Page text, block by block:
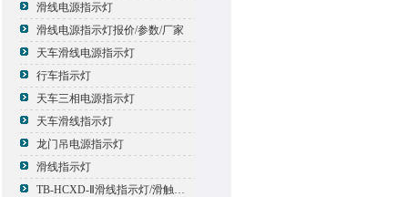
滑线电源指示灯
滑线电源指示灯报价/参数/厂家
天车滑线电源指示灯
行车指示灯
天车三相电源指示灯
天车滑线指示灯
龙门吊电源指示灯
滑线指示灯
TB-HCXD-Ⅱ滑线指示灯/滑触线指示灯